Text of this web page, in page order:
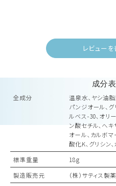
レビューを
成分表
全成分
温泉水、ヤシ油
パンジオール、グ
ルベス-30、オリ
ン酸セチル、へキ
オール、カルボマ
酸化K、グリシン
標準重量
18g
製造販売元
（株）サティス製薬